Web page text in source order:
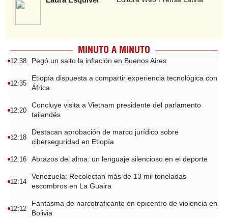
MINUTO A MINUTO
12:38 Pegó un salto la inflación en Buenos Aires
12:35
Etiopía dispuesta a compartir experiencia tecnológica con
África
12:20
Concluye visita a Vietnam presidente del parlamento
tailandés
12:18
Destacan aprobación de marco jurídico sobre
ciberseguridad en Etiopía
12:16 Abrazos del alma: un lenguaje silencioso en el deporte
12:14
Venezuela: Recolectan más de 13 mil toneladas
escombros en La Guaira
12:12
Fantasma de narcotraficante en epicentro de violencia en
Bolivia